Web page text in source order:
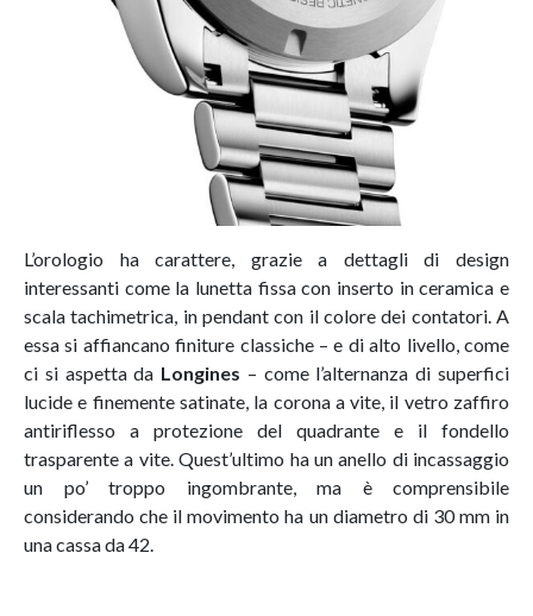
L’orologio ha carattere, grazie a dettagli di design
interessanti come la lunetta fissa con inserto in ceramica e
scala tachimetrica, in pendant con il colore dei contatori. A
essa si affiancano finiture classiche – e di alto livello, come
ci si aspetta da Longines – come l’alternanza di superfici
lucide e finemente satinate, la corona a vite, il vetro zaffiro
antiriflesso a protezione del quadrante e il fondello
trasparente a vite. Quest’ultimo ha un anello di incassaggio
un po’ troppo ingombrante, ma è comprensibile
considerando che il movimento ha un diametro di 30 mm in
una cassa da 42.